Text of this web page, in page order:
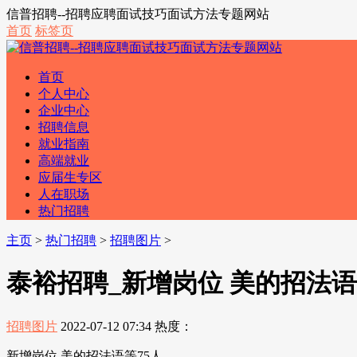
信普招聘--招聘应聘面试技巧面试方法专题网站
首页 标签页
首页
个人中心
企业中心
招聘信息
就业指南
高端就业
应届生专区
人在职场
热门招聘
主页 > 热门招聘 > 招聘图片 >
泰裕招聘_新增岗位 美的招法
招聘图片 2022-07-12 07:34 热度：